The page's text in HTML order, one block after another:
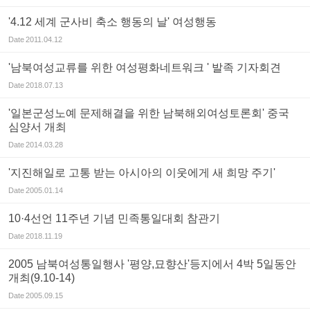
'4.12 세계 군사비 축소 행동의 날' 여성행동
Date2011.04.12
'남북여성교류를 위한 여성평화네트워크 ' 발족 기자회견
Date2018.07.13
'일본군성노예 문제해결을 위한 남북해외여성토론회' 중국
심양서 개최
Date2014.03.28
'지진해일로 고통 받는 아시아의 이웃에게 새 희망 주기'
Date2005.01.14
10·4선언 11주년 기념 민족통일대회 참관기
Date2018.11.19
2005 남북여성통일행사 '평양,묘향산'등지에서 4박 5일동안
개최(9.10-14)
Date2005.09.15